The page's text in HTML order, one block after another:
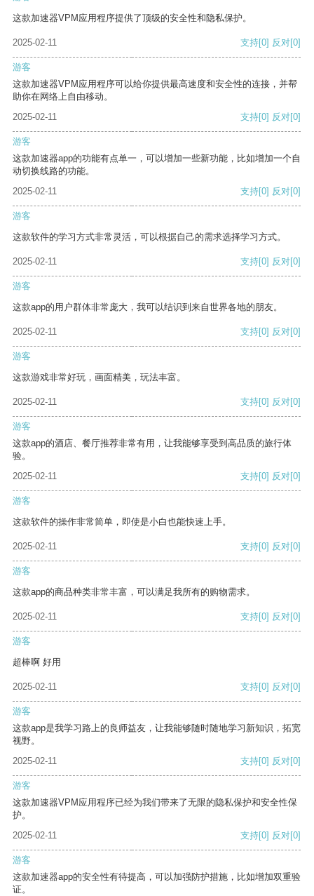
这款加速器VPM应用程序提供了顶级的安全性和隐私保护。
2025-02-11 支持[0] 反对[0]
游客
这款加速器VPM应用程序可以给你提供最高速度和安全性的连接，并帮
助你在网络上自由移动。
2025-02-11
支持[0] 反对[0]
游客
这款加速器app的功能有点单一，可以增加一些新功能，比如增加一个自
动切换线路的功能。
2025-02-11
支持[0] 反对[0]
游客
这款软件的学习方式非常灵活，可以根据自己的需求选择学习方式。
2025-02-11 支持[0] 反对[0]
游客
这款app的用户群体非常庞大，我可以结识到来自世界各地的朋友。
2025-02-11 支持[0] 反对[0]
游客
这款游戏非常好玩，画面精美，玩法丰富。
2025-02-11 支持[0] 反对[0]
游客
这款app的酒店、餐厅推荐非常有用，让我能够享受到高品质的旅行体
验。
2025-02-11
支持[0] 反对[0]
游客
这款软件的操作非常简单，即使是小白也能快速上手。
2025-02-11 支持[0] 反对[0]
游客
这款app的商品种类非常丰富，可以满足我所有的购物需求。
2025-02-11 支持[0] 反对[0]
游客
超棒啊 好用
2025-02-11 支持[0] 反对[0]
游客
这款app是我学习路上的良师益友，让我能够随时随地学习新知识，拓宽
视野。
2025-02-11
支持[0] 反对[0]
游客
这款加速器VPM应用程序已经为我们带来了无限的隐私保护和安全性保
护。
2025-02-11
支持[0] 反对[0]
游客
这款加速器app的安全性有待提高，可以加强防护措施，比如增加双重验
证。